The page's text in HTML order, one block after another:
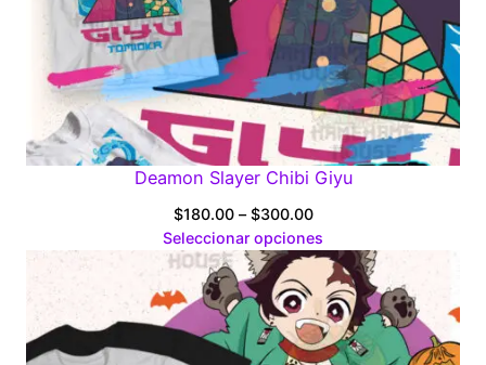
Deamon Slayer Chibi Giyu
$180.00 – $300.00Price
range:
$180.00
through
$300.00
Seleccionar opciones